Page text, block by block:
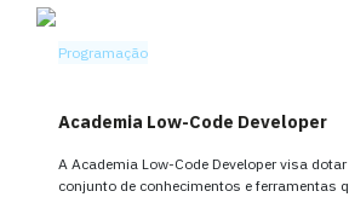
Programação
Academia Low-Code Developer
A Academia Low-Code Developer visa
conjunto de conhecimentos e ferramentas